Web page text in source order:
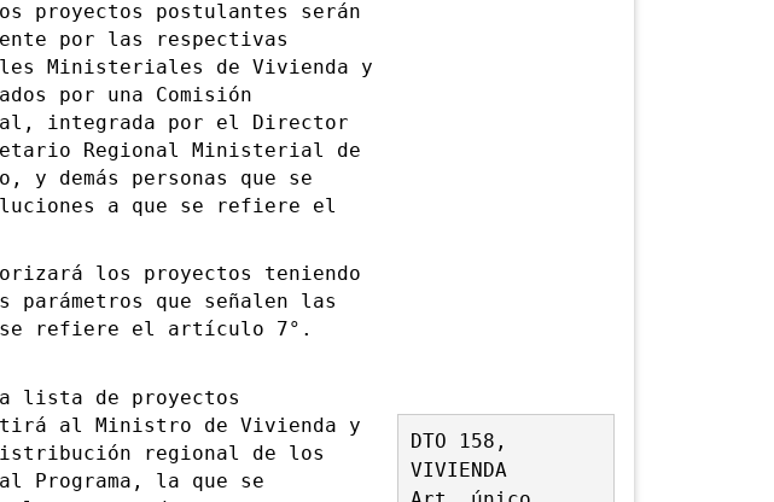
postulantes serán
por las respectivas
Ministeriales de Vivienda y
por una Comisión
integrada por el Director
Regional Ministerial de
y demás personas que se
a que se refiere el
los proyectos teniendo
parámetros que señalen las
se refiere el artículo 7°.
de proyectos
DTO 158,
VIVIENDA
al Ministro de Vivienda y
regional de los
Programa, la que se